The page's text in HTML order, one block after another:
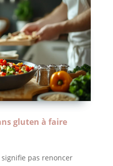
gluten à faire
pas renoncer